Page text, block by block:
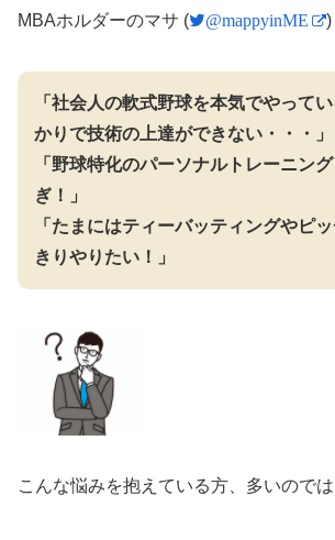
MBAホルダーのマサ (
@mappyinME )
「社会人の軟式野球を本気でやって
かりで技術の上達ができない・・・」
「野球特化のパーソナルトレーニン
ぎ！」
「たまにはティーバッティングやピ
きりやりたい！」
こんな悩みを抱えている方、多いので